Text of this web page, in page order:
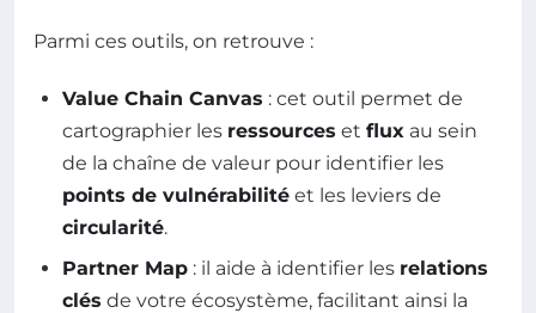
Parmi ces outils, on retrouve :
Value Chain Canvas : cet outil permet de
cartographier les ressources et flux au sein
de la chaîne de valeur pour identifier les
points de vulnérabilité et les leviers de
circularité.
Partner Map : il aide à identifier les relations
clés de votre écosystème, facilitant ainsi la